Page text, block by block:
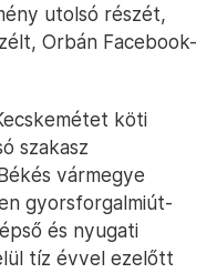
utolsó részét,
Orbán Facebook-
köti
szakasz
vármegye
gyorsforgalmiút-
és nyugati
tíz évvel ezelőtt